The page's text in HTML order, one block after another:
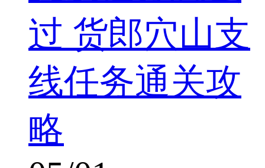
过 货郎穴山支
线任务通关攻
略